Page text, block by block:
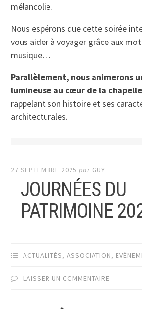
mélancolie.
Nous espérons que cette soirée
vous aider à voyager grâce aux
musique…
Parallèlement, nous animerons
lumineuse au cœur de la
rappelant son histoire et ses
architecturales.
27 SEPTEMBRE 2025 par GUY
JOURNÉES DU
PATRIMOINE
ACTUALITÉS,ASSOCIATION,
LAISSER UN COMMENTAIRE